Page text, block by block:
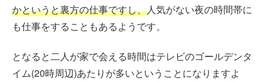
かというと裏方の仕事ですし、人気がない夜の時間帯に
も仕事をすることもあるようです。
となると二人が家で会える時間はテレビのゴールデンタ
イム(20時周辺)あたりが多いということになりますよ